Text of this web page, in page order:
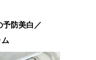
予防美白／